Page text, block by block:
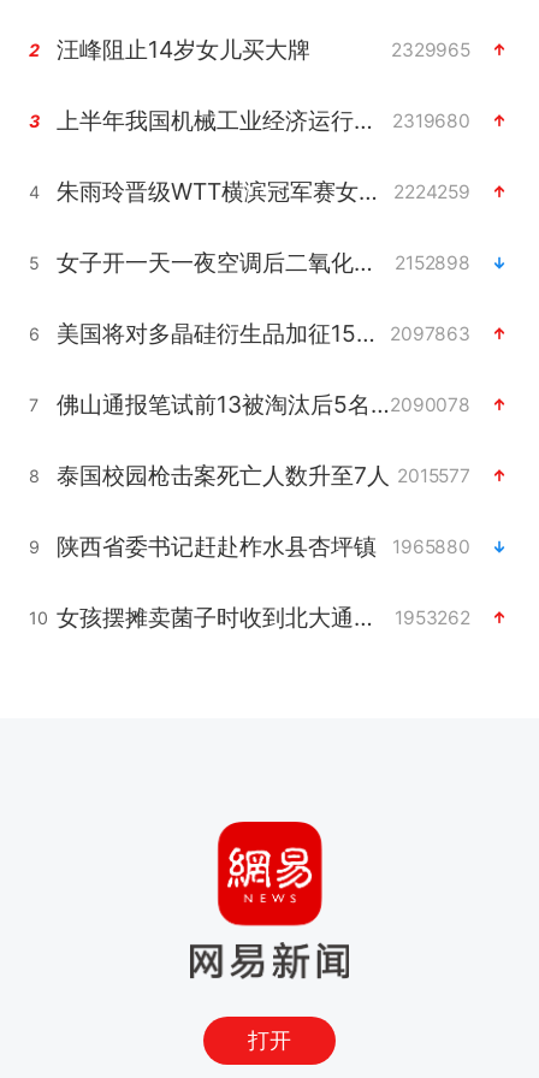
2 汪峰阻止14岁女儿买大牌 2329965
3 上半年我国机械工业经济运行稳中有进 2319680
4 朱雨玲晋级WTT横滨冠军赛女单八强 2224259
5 女子开一天一夜空调后二氧化碳中毒 2152898
6 美国将对多晶硅衍生品加征15%关税 2097863
7 佛山通报笔试前13被淘汰后5名进体检2090078
8 泰国校园枪击案死亡人数升至7人 2015577
9 陕西省委书记赶赴柞水县杏坪镇 1965880
10 女孩摆摊卖菌子时收到北大通知书 1953262
打开